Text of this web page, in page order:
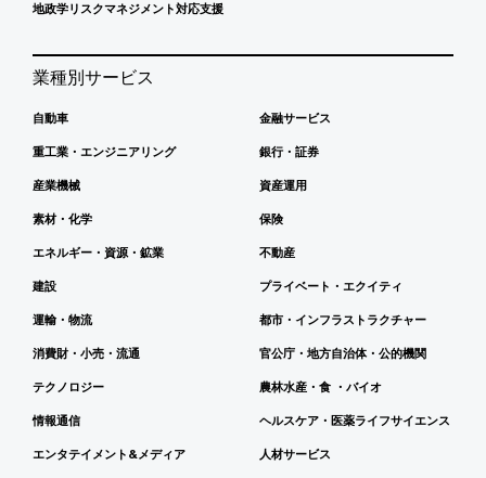
地政学リスクマネジメント対応支援
業種別サービス
自動車
重工業・エンジニアリング
産業機械
素材・化学
エネルギー・資源・鉱業
建設
運輸・物流
消費財・小売・流通
テクノロジー
情報通信
エンタテイメント&メディア
金融サービス
銀行・証券
資産運用
保険
不動産
プライベート・エクイティ
都市・インフラストラクチャー
官公庁・地方自治体・公的機関
農林水産・食 ・バイオ
ヘルスケア・医薬ライフサイエンス
人材サービス